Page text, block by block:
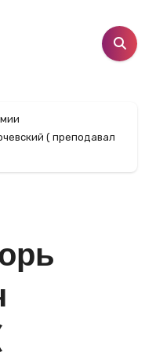
( преподавал